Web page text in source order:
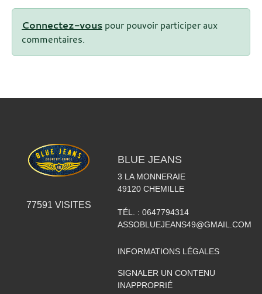
Connectez-vous pour pouvoir participer aux
commentaires.
77591 VISITES
BLUE JEANS
3 LA MONNERAIE
49120 CHEMILLE
TÉL. : 0647794314
ASSOBLUEJEANS49@GMAIL.COM
INFORMATIONS LÉGALES
SIGNALER UN CONTENU
INAPPROPRIÉ